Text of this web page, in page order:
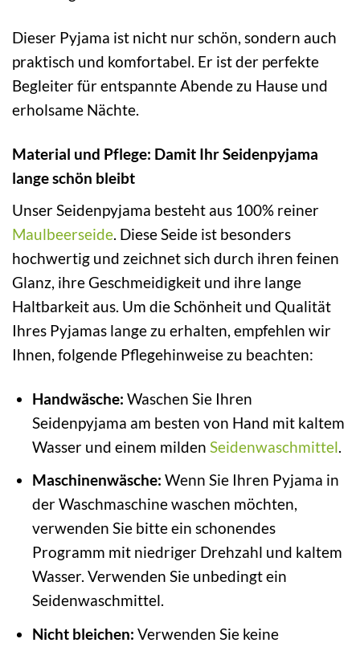
Dieser Pyjama ist nicht nur schön, sondern auch
praktisch und komfortabel. Er ist der perfekte
Begleiter für entspannte Abende zu Hause und
erholsame Nächte.
Material und Pflege: Damit Ihr Seidenpyjama
lange schön bleibt
Unser Seidenpyjama besteht aus 100% reiner
Maulbeerseide . Diese Seide ist besonders
hochwertig und zeichnet sich durch ihren feinen
Glanz, ihre Geschmeidigkeit und ihre lange
Haltbarkeit aus. Um die Schönheit und Qualität
Ihres Pyjamas lange zu erhalten, empfehlen wir
Ihnen, folgende Pflegehinweise zu beachten:
Handwäsche: Waschen Sie Ihren
Seidenpyjama am besten von Hand mit kaltem
Wasser und einem milden Seidenwaschmittel
Maschinenwäsche: Wenn Sie Ihren Pyjama in
der Waschmaschine waschen möchten,
verwenden Sie bitte ein schonendes
Programm mit niedriger Drehzahl und kaltem
Wasser. Verwenden Sie unbedingt ein
Seidenwaschmittel.
Nicht bleichen: Verwenden Sie keine